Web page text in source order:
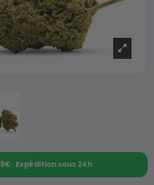
· Expédition sous 24h